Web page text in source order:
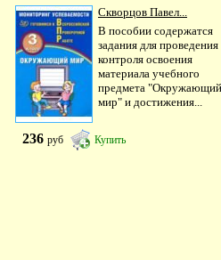
Скворцов Павел...
В пособии содержатся
задания для проведения
контроля освоения
материала учебного
предмета "Окружающий
мир" и достижения...
236 руб Купить